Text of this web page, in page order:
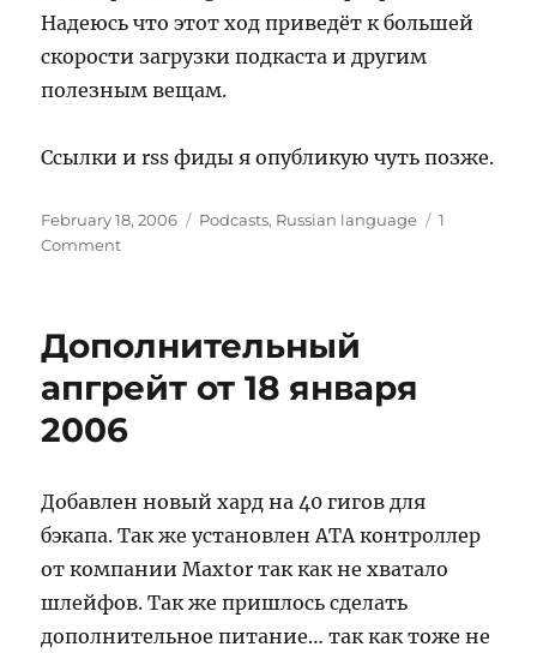
Надеюсь что этот ход приведёт к большей
скорости загрузки подкаста и другим
полезным вещам.
Ссылки и rss фиды я опубликую чуть позже.
Posted
on
February 18, 2006 Categories
Podcasts, Russian language
1
Commenton
качать
моего
сервера.
Дополнительный
апгрейт от 18 января
2006
Добавлен новый хард на 40 гигов для
бэкапа. Так же установлен ATA контроллер
от компании Maxtor так как не хватало
шлейфов. Так же пришлось сделать
дополнительное питание… так как тоже не